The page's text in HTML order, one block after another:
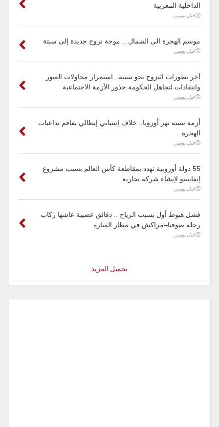
الداخلية المغربية
قبل يومين
موسم الهجرة الى الشمال .. موجة نزوح جديدة إلى سبتة
قبل يومين
آخر تطورات النزوح نحو سبتة.. استمرار محاولات العبور
وانتقادات لتجاهل الحكومة جذور الأزمة الاجتماعية
قبل يومين
أزمة سبتة تهز أوروبا.. خلاف إسباني إيطالي يفاقم تداعيات
الهجرة
قبل يومين
55 دولة أوروبية تهدد بمقاطعة كأس العالم بسبب مشروع
إنفانتينو لإنشاء شركة تجارية
قبل يومين
فشل هبوط أول بسبب الرياح .. دقائق عصيبة عاشها ركاب
رحلة صوفيا–مراكش في مطار المنارة
قبل يومين
تحميل المزيد